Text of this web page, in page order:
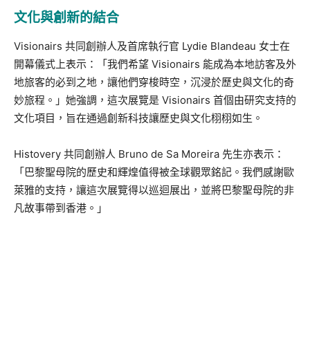
文化與創新的結合
Visionairs 共同創辦人及首席執行官 Lydie Blandeau 女士在
開幕儀式上表示：「我們希望 Visionairs 能成為本地訪客及外
地旅客的必到之地，讓他們穿梭時空，沉浸於歷史與文化的奇
妙旅程。」她強調，這次展覽是 Visionairs 首個由研究支持的
文化項目，旨在通過創新科技讓歷史與文化栩栩如生。
Histovery 共同創辦人 Bruno de Sa Moreira 先生亦表示：
「巴黎聖母院的歷史和輝煌值得被全球觀眾銘記。我們感謝歐
萊雅的支持，讓這次展覽得以巡迴展出，並將巴黎聖母院的非
凡故事帶到香港。」